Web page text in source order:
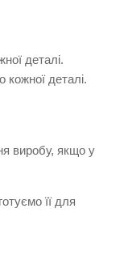
деталі.
кожної деталі.
виробу, якщо у
її для